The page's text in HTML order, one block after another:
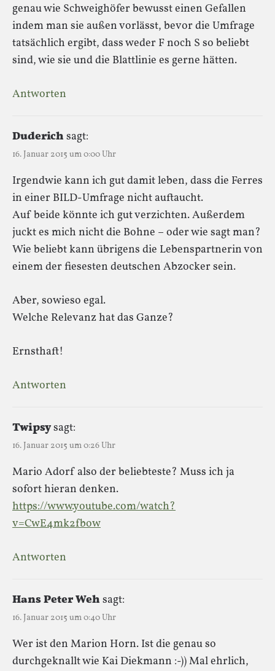
genau wie Schweighöfer bewusst einen Gefallen
indem man sie außen vorlässt, bevor die Umfrage
tatsächlich ergibt, dass weder F noch S so beliebt
sind, wie sie und die Blattlinie es gerne hätten.
Antworten
Duderich sagt:
16. Januar 2015 um 0:00 Uhr
Irgendwie kann ich gut damit leben, dass die Ferres
in einer BILD-Umfrage nicht auftaucht.
Auf beide könnte ich gut verzichten. Außerdem
juckt es mich nicht die Bohne – oder wie sagt man?
Wie beliebt kann übrigens die Lebenspartnerin von
einem der fiesesten deutschen Abzocker sein.
Aber, sowieso egal.
Welche Relevanz hat das Ganze?
Ernsthaft!
Antworten
Twipsysagt:
16. Januar 2015 um 0:26 Uhr
Mario Adorf also der beliebteste? Muss ich ja
sofort hieran denken.
https://www.youtube.com/watch?
v=CwE4mk2fbow
Antworten
Hans Peter Weh sagt:
16. Januar 2015 um 0:40 Uhr
Wer ist den Marion Horn. Ist die genau so
durchgeknallt wie Kai Diekmann :-)) Mal ehrlich,